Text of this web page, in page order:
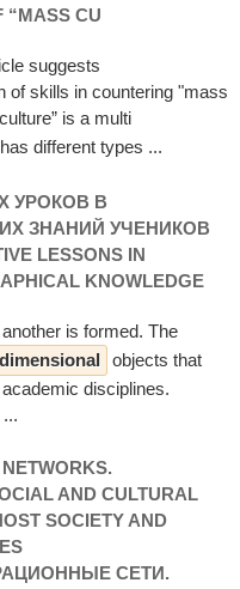
“MASS CU
suggests
of skills in countering "mass
is a multi
different types ...
УРОКОВ В
ЗНАНИЙ УЧЕНИКОВ
LESSONS IN
KNOWLEDGE
is formed. The
dimensional objects that
disciplines.
AND CULTURAL
SOCIETY AND
СЕТИ.